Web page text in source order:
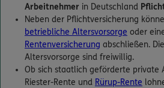
Arbeitnehmer in Deutschland
Neben der Pflichtversicherung
betriebliche Altersvorsorge oder
Rentenversicherung abschließen.
Altersvorsorge sind freiwillig.
Ob sich staatlich geförderte private
Riester-Rente und Rürup-Rente